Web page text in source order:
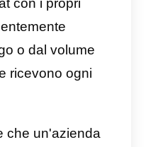
basta più,
la tua
a crescere.